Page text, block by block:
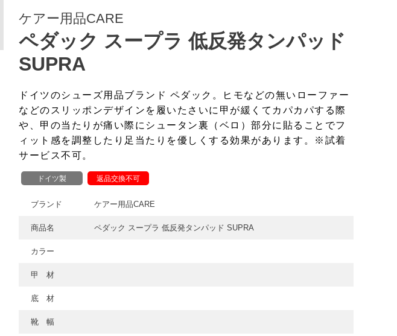
ケアー用品CARE
ペダック スープラ 低反発タンパッド
SUPRA
ドイツのシューズ用品ブランド ペダック。ヒモなどの無いローファー
などのスリッポンデザインを履いたさいに甲が緩くてカパカパする際
や、甲の当たりが痛い際にシュータン裏（ベロ）部分に貼ることでフ
ィット感を調整したり足当たりを優しくする効果があります。※試着
サービス不可。
ドイツ製 返品交換不可
ブランド ケアー用品CARE
商品名 ペダック スープラ 低反発タンパッド SUPRA
カラー
甲 材
底 材
靴 幅